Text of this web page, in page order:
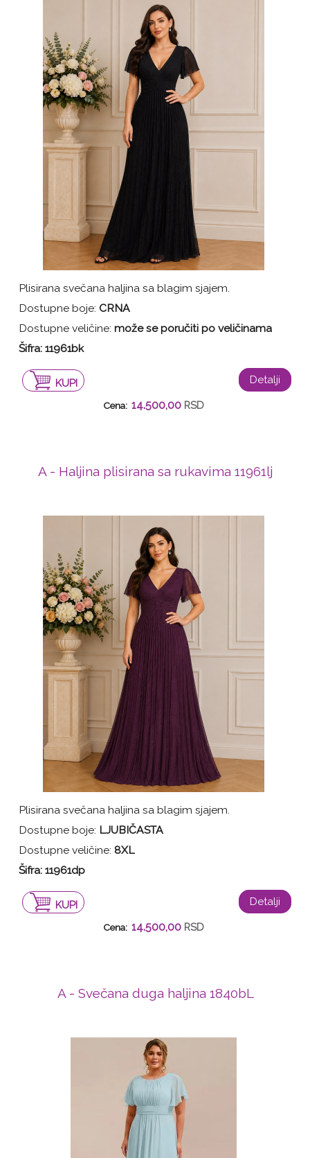
Plisirana svečana haljina sa blagim sjajem.
Dostupne boje: CRNA
Dostupne veličine: može se poručiti po veličinama
Šifra:11961bk
KUPI Detalji
Cena: 14.500,00 RSD
A - Haljina plisirana sa rukavima 11961lj
Plisirana svečana haljina sa blagim sjajem.
Dostupne boje: LJUBIČASTA
Dostupne veličine: 8XL
Šifra:11961dp
KUPI Detalji
Cena: 14.500,00 RSD
A - Svečana duga haljina 1840bL